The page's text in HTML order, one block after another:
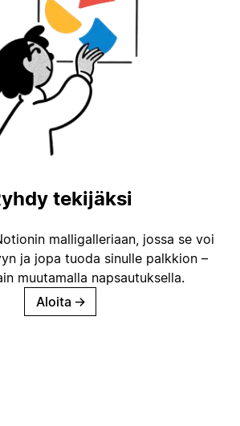
tekijäksi
malligalleriaan, jossa se voi
ja jopa tuoda sinulle palkkion –
muutamalla napsautuksella.
Aloita →